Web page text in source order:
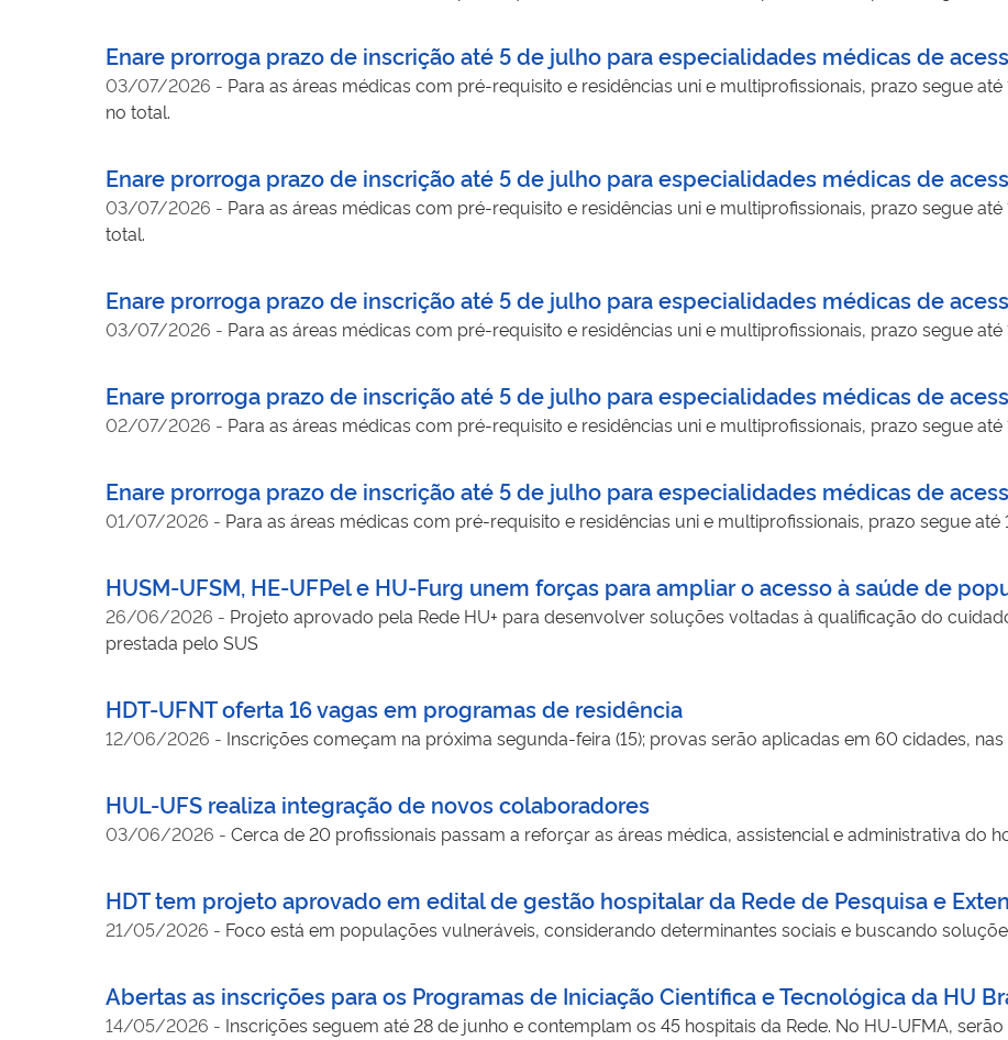
Enare prorroga prazo de inscrição até 5 de julho para especialidades médicas de
03/07/2026 - Para as áreas médicas com pré-requisito e residências uni e multiprofissionais, prazo segue
no total.
Enare prorroga prazo de inscrição até 5 de julho para especialidades médicas de
03/07/2026 - Para as áreas médicas com pré-requisito e residências uni e multiprofissionais, prazo segue
total.
Enare prorroga prazo de inscrição até 5 de julho para especialidades médicas de
03/07/2026 - Para as áreas médicas com pré-requisito e residências uni e multiprofissionais, prazo segue até
Enare prorroga prazo de inscrição até 5 de julho para especialidades médicas de
02/07/2026 - Para as áreas médicas com pré-requisito e residências uni e multiprofissionais, prazo segue até
Enare prorroga prazo de inscrição até 5 de julho para especialidades médicas de
01/07/2026 - Para as áreas médicas com pré-requisito e residências uni e multiprofissionais, prazo segue até
HUSM-UFSM, HE-UFPel e HU-Furg unem forças para ampliar o acesso à saúde de
26/06/2026 - Projeto aprovado pela Rede HU+ para desenvolver soluções voltadas à qualificação do
prestada pelo SUS
HDT-UFNT oferta 16 vagas em programas de residência
12/06/2026 - Inscrições começam na próxima segunda-feira (15); provas serão aplicadas em 60 cidades,
HUL-UFS realiza integração de novos colaboradores
03/06/2026 - Cerca de 20 profissionais passam a reforçar as áreas médica, assistencial e administrativa do
HDT tem projeto aprovado em edital de gestão hospitalar da Rede de Pesquisa e
21/05/2026 - Foco está em populações vulneráveis, considerando determinantes sociais e buscando
Abertas as inscrições para os Programas de Iniciação Científica e Tecnológica da HU
14/05/2026 - Inscrições seguem até 28 de junho e contemplam os 45 hospitais da Rede. No HU-UFMA,